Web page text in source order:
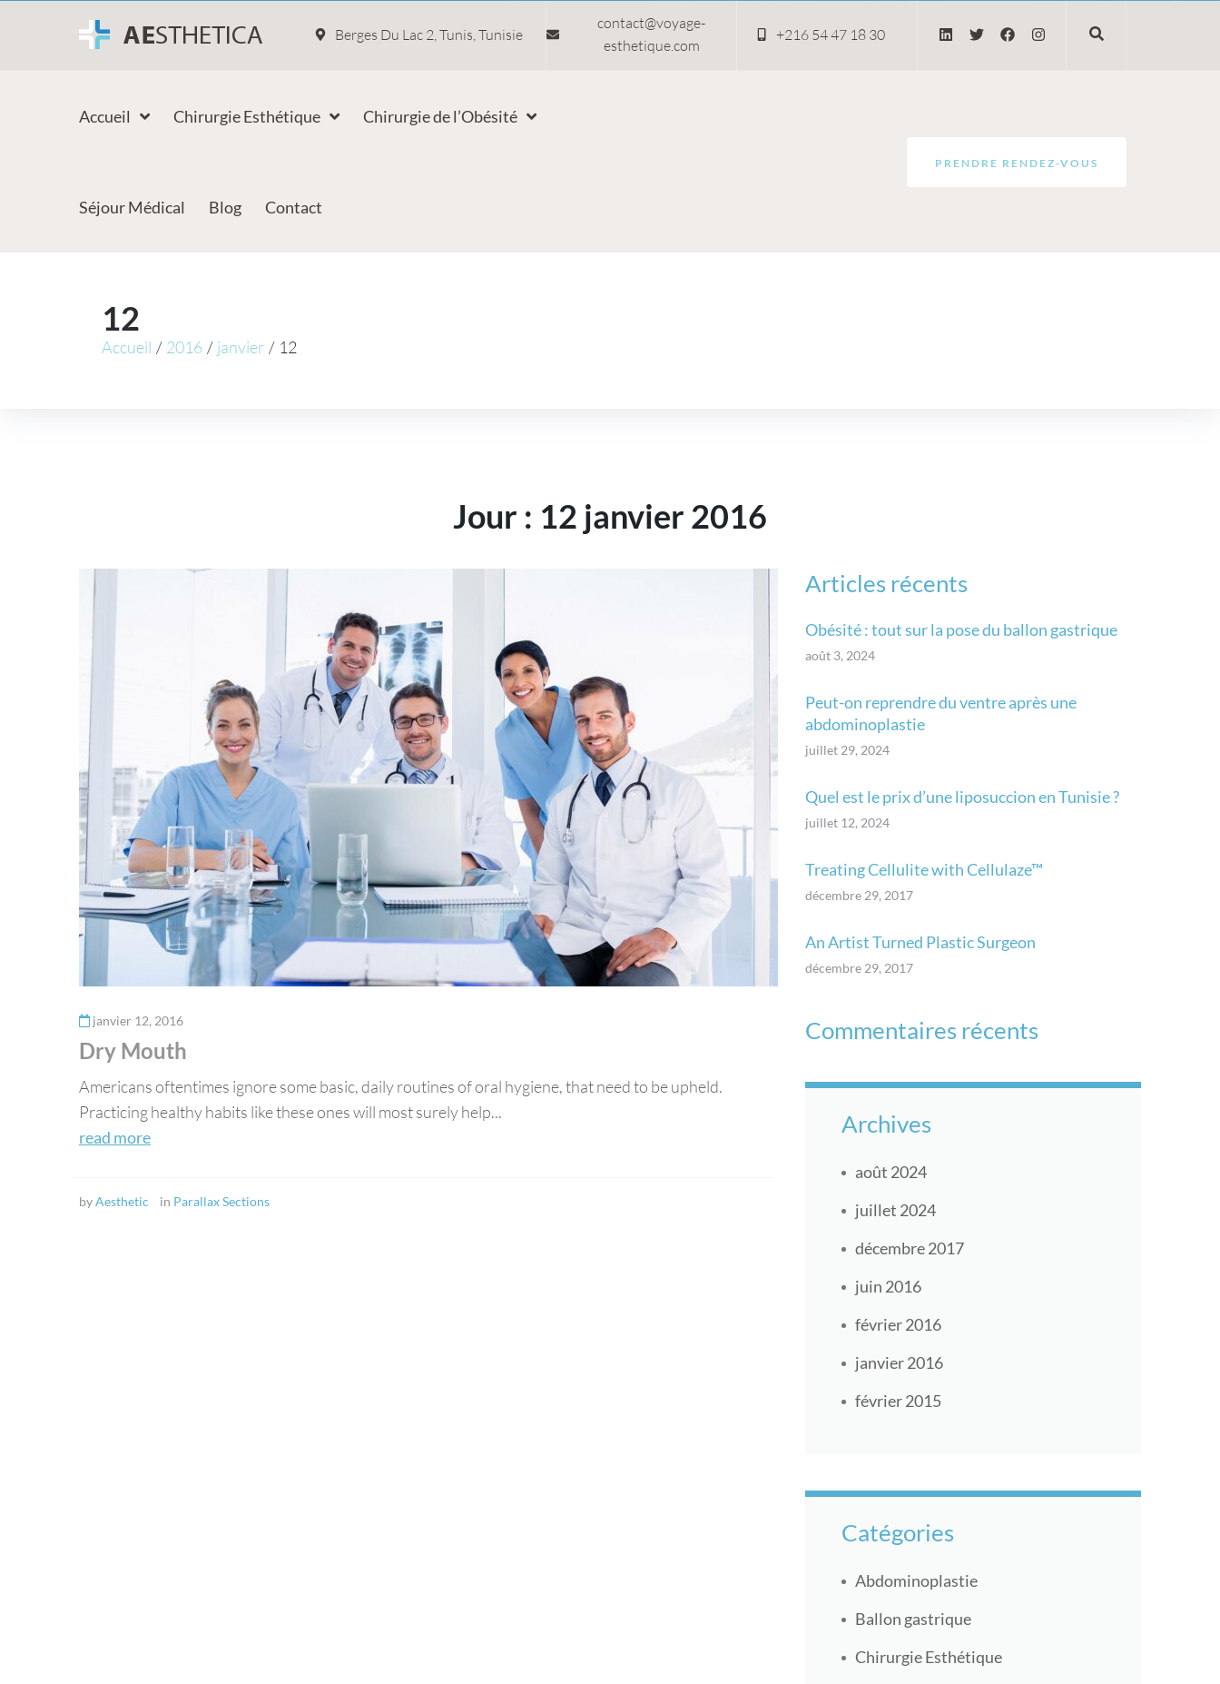
Berges Du Lac 2, Tunis, Tunisie
contact@voyage-
esthetique.com
+216 54 47 18 30
Accueil Chirurgie Esthétique Chirurgie de l’Obésité
Séjour Médical Blog Contact
PRENDRE RENDEZ-VOUS
12
Accueil / 2016 / janvier / 12
Jour : 12 janvier 2016
janvier 12, 2016
Dry Mouth
Americans oftentimes ignore some basic, daily routines of oral hygiene, that need to be upheld.
Practicing healthy habits like these ones will most surely help...
read more
byAesthetic in Parallax Sections
Articles récents
Obésité : tout sur la pose du ballon gastrique
août 3, 2024
Peut-on reprendre du ventre après une
abdominoplastie
juillet 29, 2024
Quel est le prix d’une liposuccion en Tunisie ?
juillet 12, 2024
Treating Cellulite with Cellulaze™
décembre 29, 2017
An Artist Turned Plastic Surgeon
décembre 29, 2017
Commentaires récents
Archives
août 2024
juillet 2024
décembre 2017
juin 2016
février 2016
janvier 2016
février 2015
Catégories
Abdominoplastie
Ballon gastrique
Chirurgie Esthétique